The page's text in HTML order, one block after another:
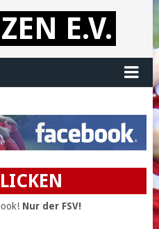
E.V.
Nur der FSV!